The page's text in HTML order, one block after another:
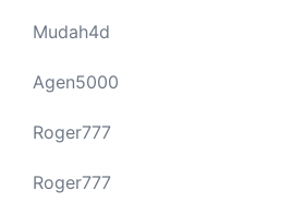
Mudah4d
Agen5000
Roger777
Roger777